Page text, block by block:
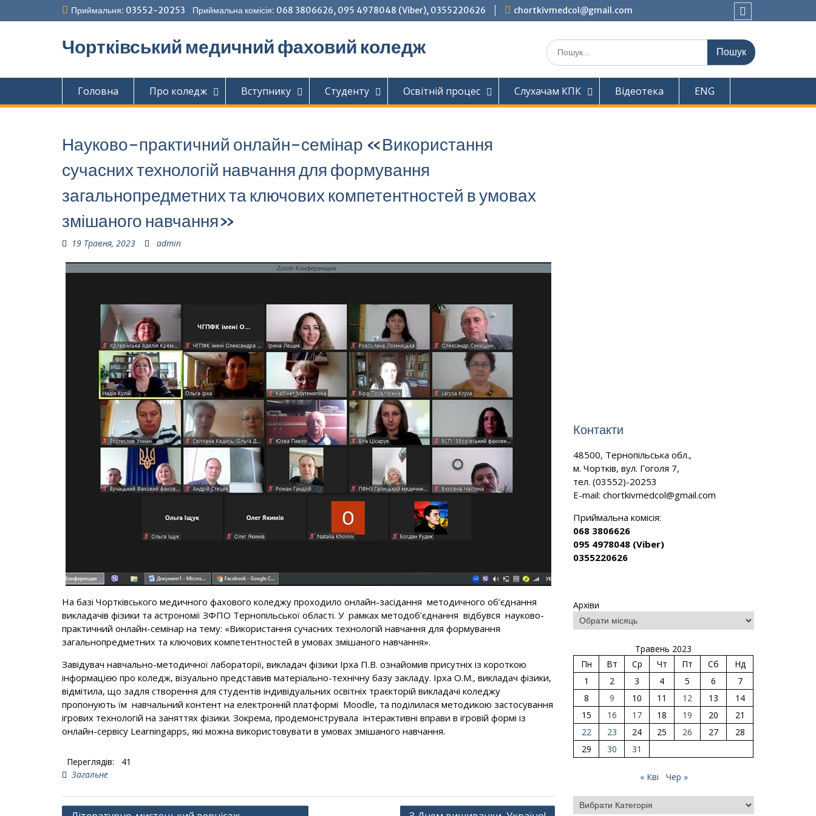
до
Приймальня: 03552-20253 Приймальна комісія: 068 3806626, 095 4978048 (Viber), 0355220626
chortkivmedcol@gmail.com
Чортківський медичний фаховий коледж Шукати:
Головна Про коледж Вступнику Студенту Освітній процес Слухачам КПК Відеотека ENG
Науково-практичний онлайн-семінар «Використання
сучасних технологій навчання для формування
загальнопредметних та ключових компетентностей в умовах
змішаного навчання»
19 Травня, 2023 admin
На базі Чортківського медичного фахового коледжу проходило онлайн-засідання методичного об’єднання
викладачів фізики та астрономії ЗФПО Тернопільської області. У рамках методоб’єднання відбувся науково-
практичний онлайн-семінар на тему: «Використання сучасних технологій навчання для формування
загальнопредметних та ключових компетентностей в умовах змішаного навчання».
Завідувач навчально-методичної лабораторії, викладач фізики Ірха П.В. ознайомив присутніх із короткою
інформацією про коледж, візуально представив матеріально-технічну базу закладу. Ірха О.М., викладач фізики,
відмітила, що задля створення для студентів індивідуальних освітніх траєкторій викладачі коледжу
пропонують їм навчальний контент на електронній платформі Moоdle, та поділилася методикою застосування
ігрових технологій на заняттях фізики. Зокрема, продемонструвала інтерактивні вправи в ігровій формі із
онлайн-сервісу Learningapps, які можна використовувати в умовах змішаного навчання.
Переглядів:
41
Загальне
Контакти
48500, Тернопільська обл.,
м. Чортків, вул. Гоголя 7,
тел. (03552)-20253
E-mail:chortkivmedcol@gmail.com
Приймальна комісія:
068 3806626
095 4978048 (Viber)
0355220626
Архіви
Травень 2023
Пн
Вт Ср Чт Пт Сб
Нд
1
2 3 4 5 6
7
8
9 10 11 12 13
14
15
16 17 18 19 20
21
22
23 24 25 26 27
28
29
30 31
« Кві Чер »
Категорії